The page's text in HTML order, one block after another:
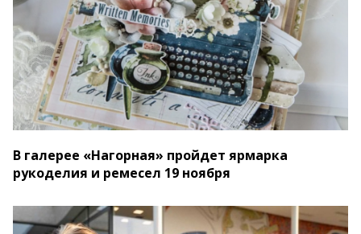
В галерее «Нагорная» пройдет ярмарка
рукоделия и ремесел 19 ноября